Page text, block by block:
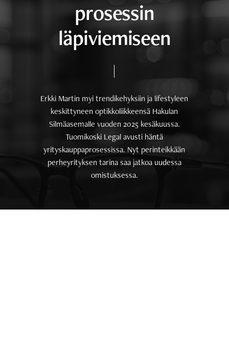
prosessin
läpiviemiseen
Erkki Martin myi trendikehyksiin ja lifestyleen
keskittyneen optikkoliikkeensä Hakulan
Silmäasemalle vuoden 2025 kesäkuussa.
Tuomikoski Legal avusti häntä
yrityskauppaprosessissa. Nyt perinteikkään
perheyrityksen tarinasaa jatkoa uudessa
omistuksessa.